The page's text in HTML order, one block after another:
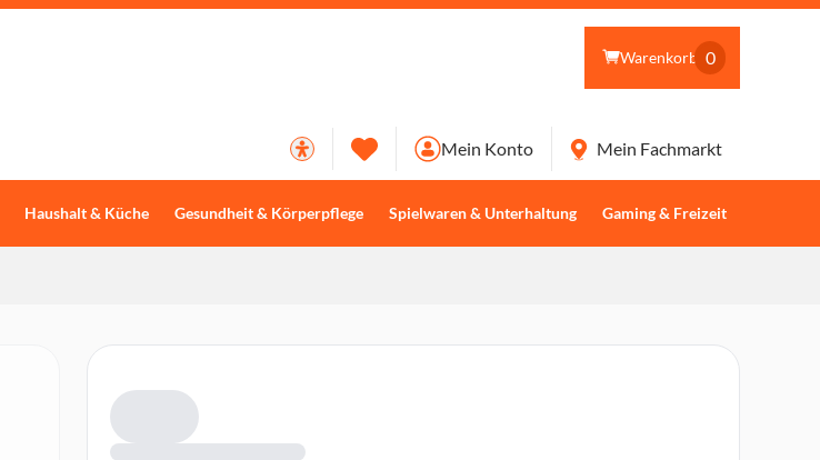
Warenkorb 0
Haushalt & Küche Gesundheit & Körperpflege Spielwaren & Unterhaltung Gaming & Freizeit
Mein Konto Mein Fachmarkt